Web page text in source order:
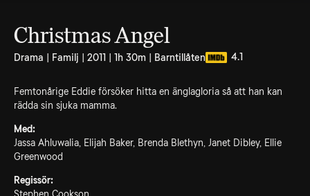
Christmas Angel
Drama | Familj | 2011 | 1h 30m | Barntillåten 4.1
Femtonårige Eddie försöker hitta en änglagloria så att han kan
rädda sin sjuka mamma.
Med:
Jassa Ahluwalia, Elijah Baker, Brenda Blethyn, Janet Dibley, Ellie
Greenwood
Regissör: